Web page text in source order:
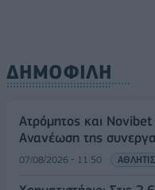
ΔΗΜΟΦΙΛΗ
Ατρόμητος και Novibet
Ανανέωση της
07/08/2026 - 11:50